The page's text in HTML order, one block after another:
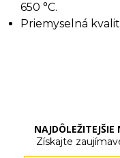
650 °C.
Priemyselná
Získajte